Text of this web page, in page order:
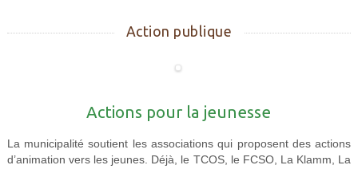
Action publique
Actions pour la jeunesse
La municipalité soutient les associations qui proposent des actions
d’animation vers les jeunes. Déjà, le TCOS, le FCSO, La Klamm, La